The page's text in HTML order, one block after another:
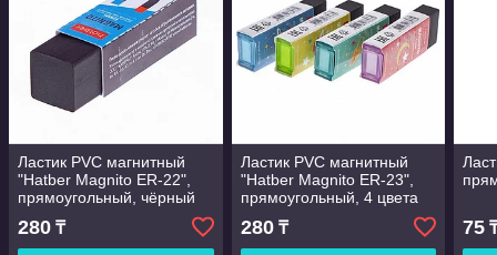
Ластик PVC магнитный
"Hatber Magnito ER-22",
прямоугольный, чёрный
280 ₸
Ластик PVC магнитный
"Hatber Magnito ER-23",
прямоугольный, 4 цвета
ассорти
280₸ 75